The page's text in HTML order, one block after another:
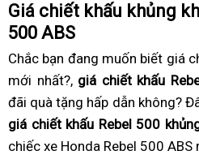
Giá chiết khấu khủng khiếp cho xe Rebel
500 ABS
Chắc bạn tiết
kiệm
đang chiết
khấu
khủng
nhất
Rebel
muốn biết giá
mới nhất?, giá chiết khấu
đãi độc
quyền
phân
quà tặng hấp dẫn khôngxe
?
giá chiết khấu Rebel 500
chiếc xe Honda Rebel 500 ABS